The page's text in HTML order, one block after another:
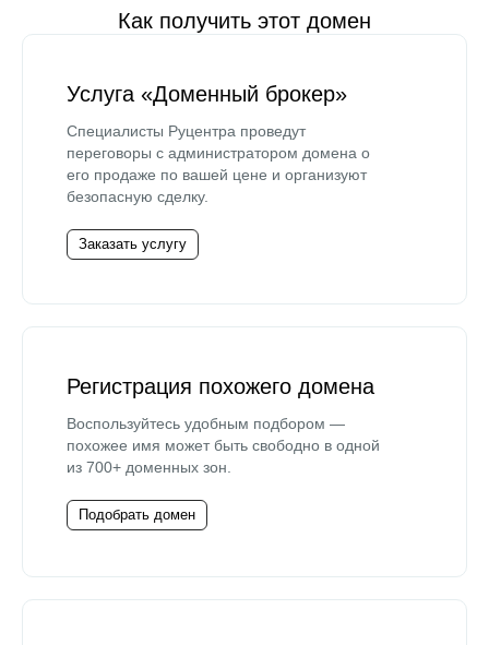
Как получить этот домен
Услуга «Доменный брокер»
Специалисты Руцентра проведут
переговоры с администратором домена о
его продаже по вашей цене и организуют
безопасную сделку.
Заказать услугу
Регистрация похожего домена
Воспользуйтесь удобным подбором —
похожее имя может быть свободно в одной
из 700+ доменных зон.
Подобрать домен